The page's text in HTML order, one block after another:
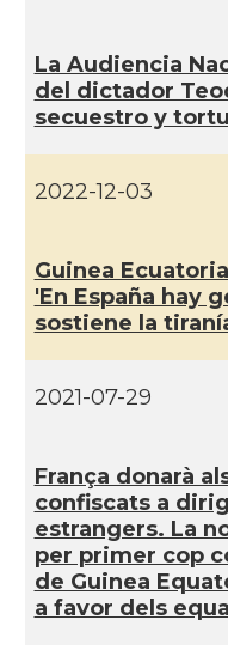
La Audiencia
del dictador
secuestro y
2022-12-03
Guinea
'En España hay
sostiene la
2021-07-29
França donarà
confiscats a
estrangers. La
per primer cop
de Guinea
a favor dels